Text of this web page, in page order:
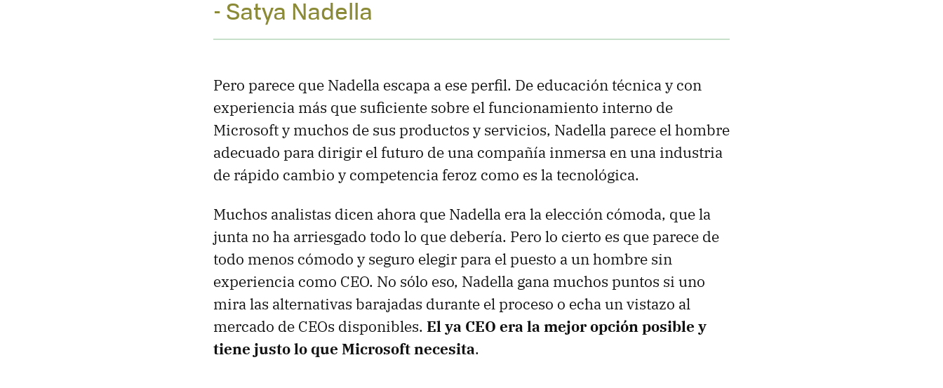
- Satya Nadella
Pero parece que Nadella escapa a ese perfil. De educación técnica y con
experiencia más que suficiente sobre el funcionamiento interno de
Microsoft y muchos de sus productos y servicios, Nadella parece el hombre
adecuado para dirigir el futuro de una compañía inmersa en una industria
de rápido cambio y competencia feroz como es la tecnológica.
Muchos analistas dicen ahora que Nadella era la elección cómoda, que la
junta no ha arriesgado todo lo que debería. Pero lo cierto es que parece de
todo menos cómodo y seguro elegir para el puesto a un hombre sin
experiencia como CEO. No sólo eso, Nadella gana muchos puntos si uno
mira las alternativas barajadas durante el proceso o echa un vistazo al
mercado de CEOs disponibles. El ya CEO era la mejor opción posible y
tiene justo lo que Microsoft necesita.